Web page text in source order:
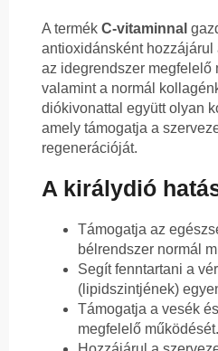
A termék C-vitaminnal
antioxidánsként hozzájárul
az idegrendszer megfelelő
valamint a normál
diókivonattal együtt olyan
amely támogatja a
regenerációját.
A királydió
Támogatja az
bélrendszer normál
Segít fenntartani a
(lipidszintjének)
Támogatja a vesék
megfelelő működését.